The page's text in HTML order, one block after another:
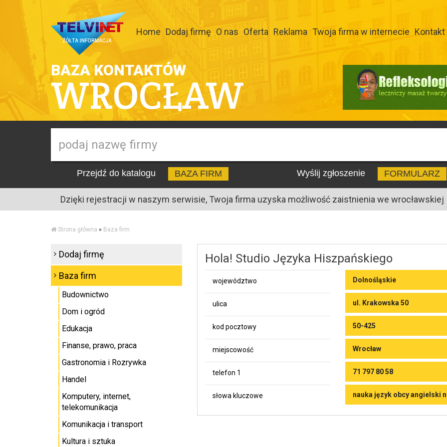
Home Dodaj firmę O nas Oferta Reklama Twoja firma w internecie Kontakt
BAZA KONTAKTÓW
WROCŁAW
Przejdź do katalogu BAZA FIRM Wyślij zgłoszenie FORMULARZ
Dzięki rejestracji w naszym serwisie, Twoja firma uzyska możliwość zaistnienia we wrocławskiej
Strona główna » Baza firm
Hola! Studio Języka Hiszpańskiego
województwo Dolnośląskie
ulica ul. Krakowska 50
kod pocztowy 50-425
miejscowość Wrocław
telefon 1 71 797 80 58
słowa kluczowe nauka język obcy angielski
Dodaj firmę
Baza firm
Budownictwo
Dom i ogród
Edukacja
Finanse, prawo, praca
Gastronomia i Rozrywka
Handel
Komputery, internet,
telekomunikacja
Komunikacja i transport
Kultura i sztuka